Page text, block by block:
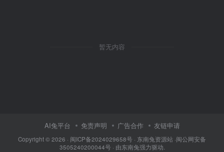
暂无内容
AI兔平台 免责声明 广告合作 友链申请
Copyright © 2026 · 闽ICP备2024029658号 · 东南兔资源站 ·闽公网安备
3505240200044号· 由东南兔强力驱动.